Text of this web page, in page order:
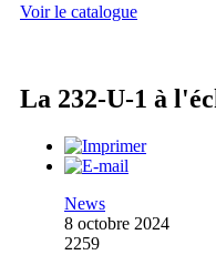
Voir le catalogue
La 232-U-1 à
News
8 octobre 2024
2259